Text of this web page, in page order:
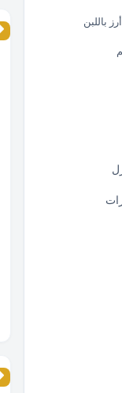
باللبن